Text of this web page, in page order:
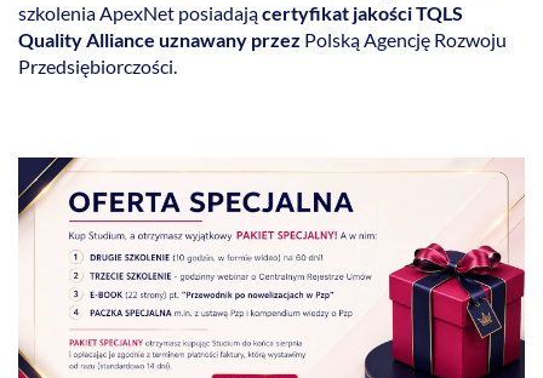
szkolenia ApexNet posiadającertyfikat jakości TQLS
Quality Alliance uznawany przez Polską Agencję Rozwoju
Przedsiębiorczości.